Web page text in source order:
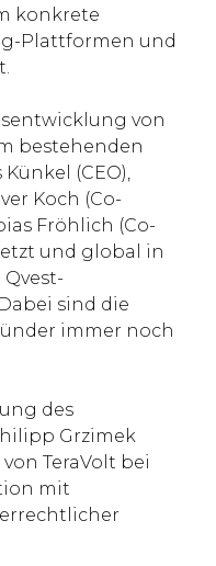
konkrete
Plattformen und
von
bestehenden
(CEO),
Koch (Co-
Fröhlich (Co-
und global in
sind die
immer noch
des
Grzimek
TeraVolt bei
mit